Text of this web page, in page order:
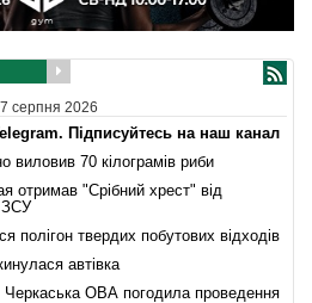
серпня 2026
Підписуйтесь на наш канал
виловив 70 кілограмів риби
отримав "Срібний хрест" від
ЗСУ
полігон твердих побутових відходів
автівка
ОВА погодила проведення